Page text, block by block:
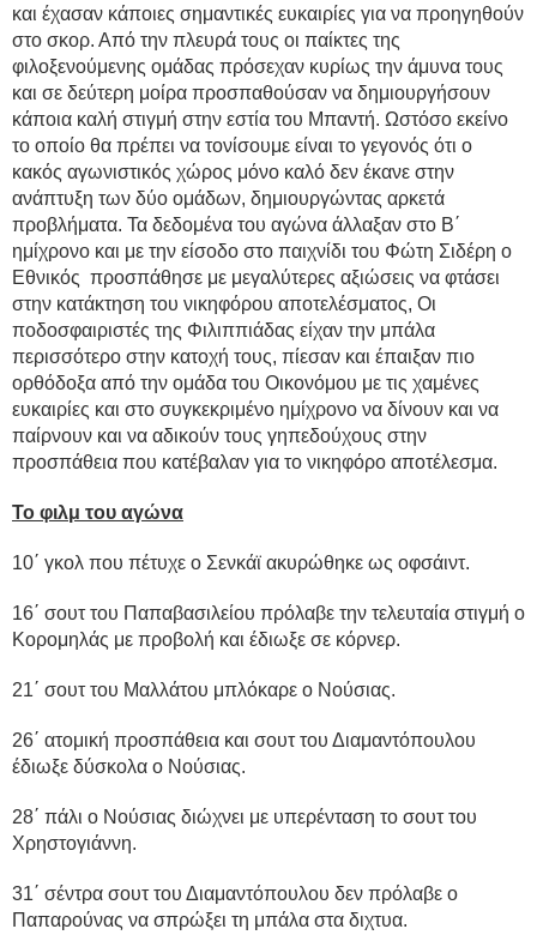
και έχασαν κάποιες σημαντικές ευκαιρίες για να προηγηθούν
στο σκορ. Από την πλευρά τους οι παίκτες της
φιλοξενούμενης ομάδας πρόσεχαν κυρίως την άμυνα τους
και σε δεύτερη μοίρα προσπαθούσαν να δημιουργήσουν
κάποια καλή στιγμή στην εστία του Μπαντή. Ωστόσο εκείνο
το οποίο θα πρέπει να τονίσουμε είναι το γεγονός ότι ο
κακός αγωνιστικός χώρος μόνο καλό δεν έκανε στην
ανάπτυξη των δύο ομάδων, δημιουργώντας αρκετά
προβλήματα. Τα δεδομένα του αγώνα άλλαξαν στο Β΄
ημίχρονο και με την είσοδο στο παιχνίδι του Φώτη Σιδέρη ο
Εθνικός προσπάθησε με μεγαλύτερες αξιώσεις να φτάσει
στην κατάκτηση του νικηφόρου αποτελέσματος, Οι
ποδοσφαιριστές της Φιλιππιάδας είχαν την μπάλα
περισσότερο στην κατοχή τους, πίεσαν και έπαιξαν πιο
ορθόδοξα από την ομάδα του Οικονόμου με τις χαμένες
ευκαιρίες και στο συγκεκριμένο ημίχρονο να δίνουν και να
παίρνουν και να αδικούν τους γηπεδούχους στην
προσπάθεια που κατέβαλαν για το νικηφόρο αποτέλεσμα.
Το φιλμ του αγώνα
10΄ γκολ που πέτυχε ο Σενκάϊ ακυρώθηκε ως οφσάιντ.
16΄ σουτ του Παπαβασιλείου πρόλαβε την τελευταία στιγμή ο
Κορομηλάς με προβολή και έδιωξε σε κόρνερ.
21΄ σουτ του Μαλλάτου μπλόκαρε ο Νούσιας.
26΄ ατομική προσπάθεια και σουτ του Διαμαντόπουλου
έδιωξε δύσκολα ο Νούσιας.
28΄ πάλι ο Νούσιας διώχνει με υπερένταση το σουτ του
Χρηστογιάννη.
31΄ σέντρα σουτ του Διαμαντόπουλου δεν πρόλαβε ο
Παπαρούνας να σπρώξει τη μπάλα στα διχτυα.